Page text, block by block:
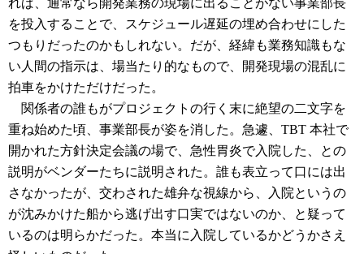
れば、通常なら開発業務の現場に出ることがない事業部長
を投入することで、スケジュール遅延の埋め合わせにした
つもりだったのかもしれない。だが、経緯も業務知識もな
い人間の指示は、場当たり的なもので、開発現場の混乱に
拍車をかけただけだった。
関係者の誰もがプロジェクトの行く末に絶望の二文字を
重ね始めた頃、事業部長が姿を消した。急遽、TBT 本社で
開かれた方針決定会議の場で、急性胃炎で入院した、との
説明がベンダーたちに説明された。誰も表立って口には出
さなかったが、交わされた雄弁な視線から、入院というの
が沈みかけた船から逃げ出す口実ではないのか、と疑って
いるのは明らかだった。本当に入院しているかどうかさえ